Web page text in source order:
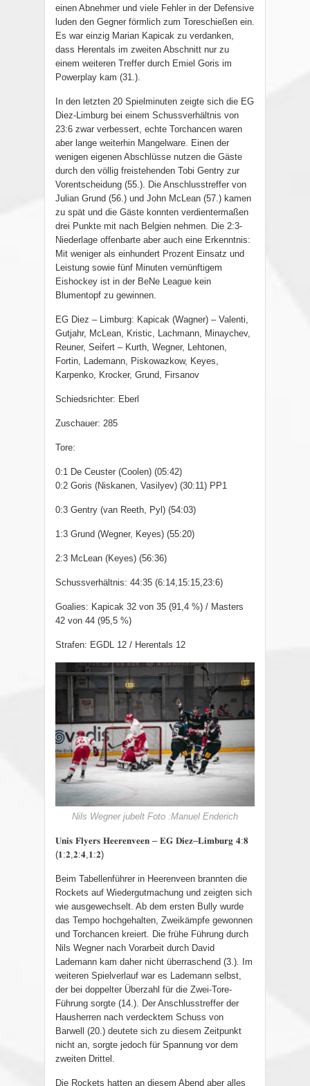
einen Abnehmer und viele Fehler in der Defensive
luden den Gegner förmlich zum Toreschießen ein.
Es war einzig Marian Kapicak zu verdanken,
dass Herentals im zweiten Abschnitt nur zu
einem weiteren Treffer durch Emiel Goris im
Powerplay kam (31.).
In den letzten 20 Spielminuten zeigte sich die EG
Diez-Limburg bei einem Schussverhältnis von
23:6 zwar verbessert, echte Torchancen waren
aber lange weiterhin Mangelware. Einen der
wenigen eigenen Abschlüsse nutzen die Gäste
durch den völlig freistehenden Tobi Gentry zur
Vorentscheidung (55.). Die Anschlusstreffer von
Julian Grund (56.) und John McLean (57.) kamen
zu spät und die Gäste konnten verdientermaßen
drei Punkte mit nach Belgien nehmen. Die 2:3-
Niederlage offenbarte aber auch eine Erkenntnis:
Mit weniger als einhundert Prozent Einsatz und
Leistung sowie fünf Minuten vernünftigem
Eishockey ist in der BeNe League kein
Blumentopf zu gewinnen.
EG Diez – Limburg: Kapicak (Wagner) – Valenti,
Gutjahr, McLean, Kristic, Lachmann, Minaychev,
Reuner, Seifert – Kurth, Wegner, Lehtonen,
Fortin, Lademann, Piskowazkow, Keyes,
Karpenko, Krocker, Grund, Firsanov
Schiedsrichter: Eberl
Zuschauer: 285
Tore:
0:1 De Ceuster (Coolen) (05:42)
0:2 Goris (Niskanen, Vasilyev) (30:11) PP1
0:3 Gentry (van Reeth, Pyl) (54:03)
1:3 Grund (Wegner, Keyes) (55:20)
2:3 McLean (Keyes) (56:36)
Schussverhältnis: 44:35 (6:14,15:15,23:6)
Goalies: Kapicak 32 von 35 (91,4 %) / Masters
42 von 44 (95,5 %)
Strafen: EGDL 12 / Herentals 12
Nils Wegner jubelt Foto :Manuel Enderich
𝐔𝐧𝐢𝐬 𝐅𝐥𝐲𝐞𝐫𝐬 𝐇𝐞𝐞𝐫𝐞𝐧𝐯𝐞𝐞𝐧 – 𝐄𝐆 𝐃𝐢𝐞𝐳–𝐋𝐢𝐦𝐛𝐮𝐫𝐠 𝟒:𝟖
(𝟏 :𝟐 𝟐:𝟒 𝟏 :𝟐)
Beim Tabellenführer in Heerenveen brannten die
Rockets auf Wiedergutmachung und zeigten sich
wie ausgewechselt. Ab dem ersten Bully wurde
das Tempo hochgehalten, Zweikämpfe gewonnen
und Torchancen kreiert. Die frühe Führung durch
Nils Wegner nach Vorarbeit durch David
Lademann kam daher nicht überraschend (3.). Im
weiteren Spielverlauf war es Lademann selbst,
der bei doppelter Überzahl für die Zwei-Tore-
Führung sorgte (14.). Der Anschlusstreffer der
Hausherren nach verdecktem Schuss von
Barwell (20.) deutete sich zu diesem Zeitpunkt
nicht an, sorgte jedoch für Spannung vor dem
zweiten Drittel.
Die Rockets hatten an diesem Abend aber alles